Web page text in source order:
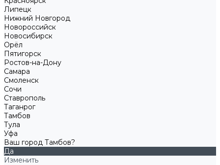
Липецк
Нижний Новгород
Новороссийск
Новосибирск
Орёл
Пятигорск
Ростов-на-Дону
Самара
Смоленск
Сочи
Ставрополь
Таганрог
Тамбов
Тула
Уфа
Ваш город Тамбов?
Да
Изменить